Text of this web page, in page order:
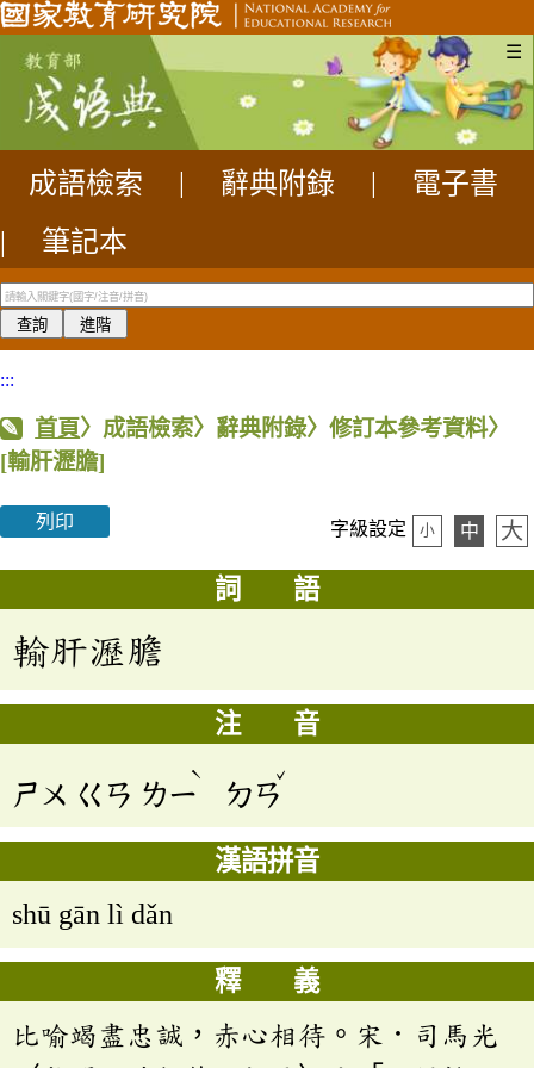
☰
成語檢索 辭典附錄
電子書
|
筆記本
:::
首頁〉成語檢索〉辭典附錄〉修訂本參考資料〉
[輸肝瀝膽]
列印 字級設定 小 中 大
詞 語
輸肝瀝膽
注 音
ㄕㄨ ㄍㄢ ㄌㄧ
ˋ
ㄉㄢ
ˇ
漢語拼音
shū gān lì dǎn
釋 義
比喻竭盡忠誠，赤心相待。宋．司馬光